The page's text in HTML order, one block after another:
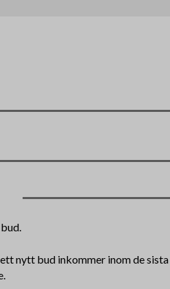
nytt bud inkommer inom de